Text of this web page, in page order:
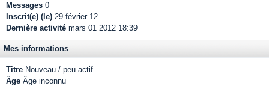
Messages 0
Inscrit(e) (le) 29-février 12
Dernière activité mars 01 2012 18:39
Mes informations
Titre Nouveau / peu actif
Âge Âge inconnu